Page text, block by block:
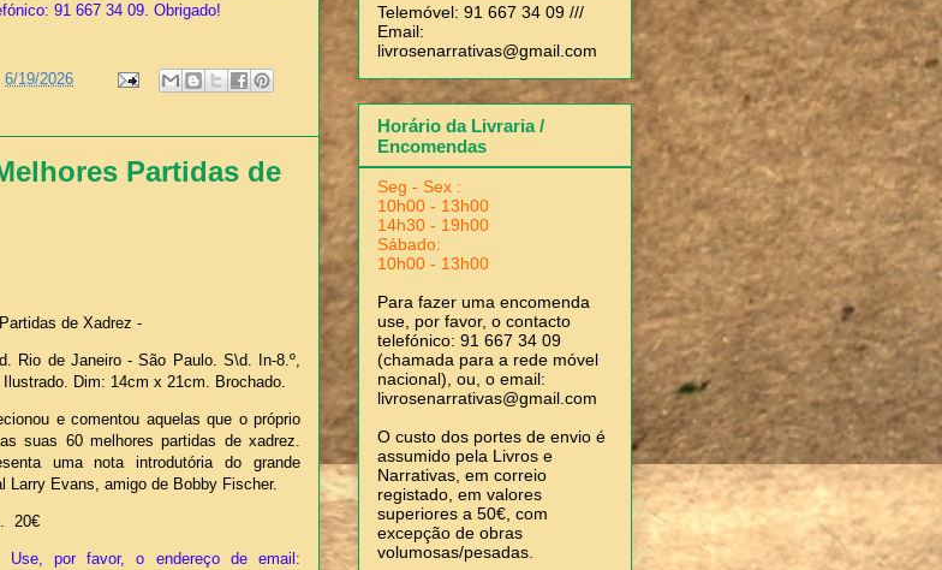
91 667 34 09. Obrigado!
6/19/2026
Partidas de
de Xadrez -
Rio de Janeiro - São Paulo. S\d. In-8.º,
Dim: 14cm x 21cm. Brochado.
e comentou aquelas que o próprio
suas 60 melhores partidas de xadrez.
uma nota introdutória do grande
Larry Evans, amigo de Bobby Fischer.
20€
Use, por favor, o endereço de email:
Telemóvel: 91 667 34 09 ///
Email:
livrosenarrativas@gmail.com
Horário da Livraria /
Encomendas
Seg - Sex :
10h00 - 13h00
14h30 - 19h00
Sábado:
10h00 - 13h00
Para fazer uma encomenda
use, por favor, o contacto
telefónico: 91 667 34 09
(chamada para a rede móvel
nacional), ou, o email:
livrosenarrativas@gmail.com
O custo dos portes de envio é
assumido pela Livros e
Narrativas, em correio
registado, em valores
superiores a 50€, com
excepção de obras
volumosas/pesadas.